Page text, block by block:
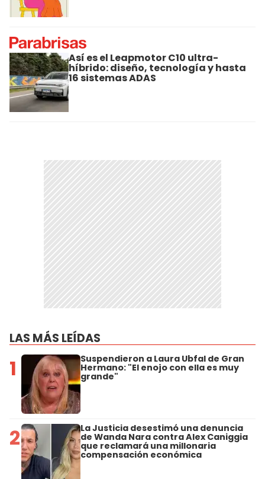
Así es el Leapmotor C10 ultra-
híbrido: diseño, tecnología y hasta
16 sistemas ADAS
LAS MÁS LEÍDAS
1 Suspendieron a Laura Ubfal de Gran
Hermano: "El enojo con ella es muy
grande"
2 La Justicia desestimó una denuncia
de Wanda Nara contra Alex Caniggia
que reclamará una millonaria
compensación económica